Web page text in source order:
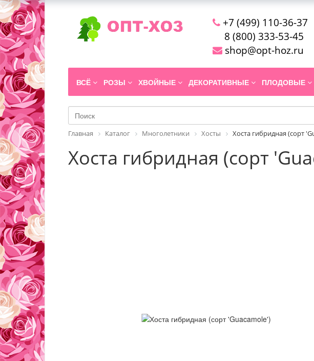
+7 (499) 110-36-37
8 (800) 333-53-45
shop@opt-hoz.ru
ВСЁ РОЗЫ ХВОЙНЫЕ ДЕКОРАТИВНЫЕ ПЛОДОВЫЕ
Главная Каталог Многолетники Хосты Хоста гибридная (сорт
Хоста гибридная (сорт